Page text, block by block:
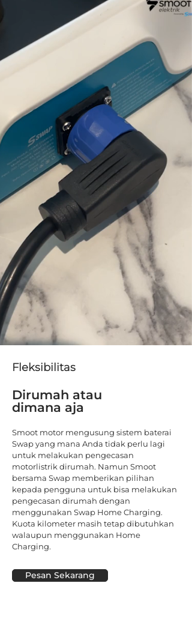
Fleksibilitas
Dirumah atau
dimana aja
Smoot motor mengusung sistem baterai
Swap yang mana Anda tidak perlu lagi
untuk melakukan pengecasan
motorlistrik dirumah. Namun Smoot
bersama Swap memberikan pilihan
kepada pengguna untuk bisa melakukan
pengecasan dirumah dengan
menggunakan Swap Home Charging.
Kuota kilometer masih tetap dibutuhkan
walaupun menggunakan Home
Charging.
Pesan Sekarang